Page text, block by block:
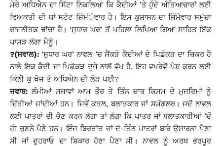
ਮੇਰੇ ਅਧਿਐਨ ਦਾ ਸਿੱਟਾ ਨਿਕਲਿਆ ਕਿ ਕੈਦੀਆਂ ’ਤੇ ਹੁੰਦੇ ਅੱਤਿਆਚਾਰਾਂ ਲਈ
ਵਿਅਕਤੀ ਦੀ ਥਾਂ ਸਟੇਟ ਜ਼ਿੰਮਂੇਵਾਰ ਹੈ। ਇਸ ਕੁਸ਼ਾਸਨ ਦਾ ਜ਼ਿੰਮੇਵਾਰ ਸਮੁੱਚਾ
ਰਾਜਨੀਤਕ ਢਾਂਚਾ ਹੈ। ‘ਸੁਧਾਰ ਘਰ’ ਤੋਂ ਪਹਿਲਾ ਲਿਖਿਆ ਗਿਆ ਸਾਹਿਤ ਇੱਕ
ਪਾਸੜ ਲੱਗਾ ਮੈਨੂੰ।
?(ਸਵਾਲ): ‘ਸੁਧਾਰ ਘਰ’ ਨਾਵਲ ’ਚ ਸੈਂਕੜੇ ਕੈਦੀਆਂ ਦੇ ਪਿਛੋਕੜ ਦਾ ਜ਼ਿਕਰ ਹੈ
ਨਾਲੇ ਇਕ ਕੈਦੀ ਦਾ ਪਿਛੋਕੜ ਦੂਜੇ ਨਾਲੋਂ ਵੱਖ ਹੈ, ਇਹ ਵਖਰੇਵੇਂ ਪੇਸ਼ ਕਰਨ ਲਈ
ਕਿੰਨੀ ਕੁ ਖੋਜ ਤੇ ਅਧਿਐਨ ਦੀ ਲੋੜ ਪਈ?
ਜਵਾਬ: ਲੰਮੀਆਂ ਸਜ਼ਾਵਾਂ ਆਮ ਤੌਰ ਤੇ ਤਿੰਨ ਚਾਰ ਕਿਸਮ ਦੇ ਮੁਜਰਿਮਾਂ ਨੂੰ
ਦਿੱਤੀਆਂ ਜਾਂਦੀਆਂ ਹਨ। ਜਿਵੇਂ ਕਤਲ, ਬਲਾਤਕਾਰ ਜਾਂ ਸਮੱਗਲਰ। ਜਦੋਂ ਨਾਵਲ
ਲਈ ਪਾਤਰਾਂ ਦੀ ਚੋਣ ਕਰਨ ਲੱਗਾ ਤਾਂ ਲੱਗਾ ਕਿ ਪਾਤਰ ਜਾਂ ਬਲਾਤਕਾਰੀਆਂ ’ਚੋਂ
ਹੀ ਚੁਣਨੇ ਪੈਣੇ ਹਨ। ਇੰਜ ਬਿਰਤਾਂਤ ਜਾਂ ਦੋ-ਤਿੰਨ ਪਾਤਰਾਂ ਬਾਰੇ ਉਸਾਰਨਾ ਪੈਣਾ
ਸੀ ਜਾਂ ਦੁਹਰਾਓ ਦਾ ਸ਼ਿਕਾਰ ਹੋਣਾ ਪੈਣਾ ਸੀ। ਨਾਵਲ ਨੂੰ ਅਰਥ ਭਰਪੂਰ